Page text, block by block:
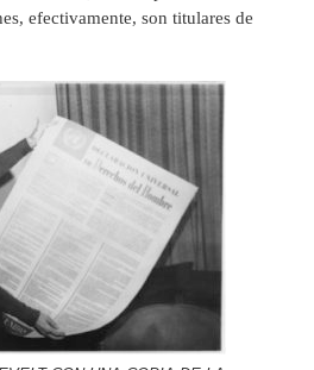
efectivamente, son titulares de